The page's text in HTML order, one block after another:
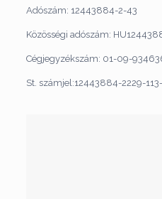
Adószám: 12443884-2-43
Közösségi adószám:
Cégjegyzékszám: 01-09-
St. számjel:12443884-2229-